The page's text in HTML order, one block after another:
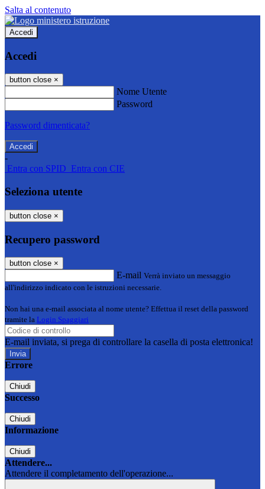
Salta al contenuto
Accedi
Accedi
button close ×
Nome Utente
Password
Password dimenticata?
-
Entra con SPID Entra con CIE
Seleziona utente
button close ×
Recupero password
button close ×
E-mail Verrà inviato un messaggio
all'indirizzo indicato con le istruzioni necessarie.
Non hai una e-mail associata al nome utente? Effettua il reset della password
tramite la Login Spaggiari
E-mail inviata, si prega di controllare la casella di posta elettronica!
Errore
Chiudi
Successo
Chiudi
Informazione
Chiudi
Attendere...
Attendere il completamento dell'operazione...